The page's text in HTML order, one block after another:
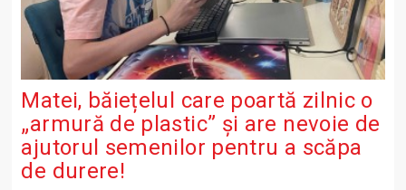
Matei, băiețelul care poartă zilnic o
„armură de plastic” și are nevoie de
ajutorul semenilor pentru a scăpa
de durere!